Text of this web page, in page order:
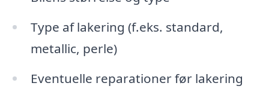
Type af lakering (f.eks. standard,
metallic, perle)
Eventuelle reparationer før lakering